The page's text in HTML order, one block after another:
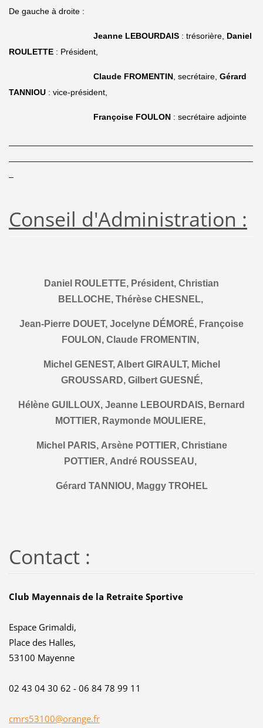
De gauche à droite :
Jeanne LEBOURDAIS: trésorière, Daniel
ROULETTE: Président,
Claude FROMENTIN, secrétaire, Gérard
TANNIOU: vice-président,
Françoise FOULON: secrétaire adjointe
Conseil d'Administration :
Daniel ROULETTE, Président, Christian
BELLOCHE, Thérèse CHESNEL,
Jean-Pierre DOUET, Jocelyne DÉMORÉ, Françoise
FOULON, Claude FROMENTIN,
Michel GENEST, Albert GIRAULT, Michel
GROUSSARD, Gilbert GUESNÉ,
Hélène GUILLOUX, Jeanne LEBOURDAIS, Bernard
MOTTIER, Raymonde MOULIERE,
Michel PARIS, Arsène POTTIER, Christiane
POTTIER, André ROUSSEAU,
Gérard TANNIOU, Maggy TROHEL
Contact :
Club Mayennais de la Retraite Sportive
Espace Grimaldi,
Place des Halles,
53100 Mayenne
02 43 04 30 62 - 06 84 78 99 11
cmrs53100@orange.fr